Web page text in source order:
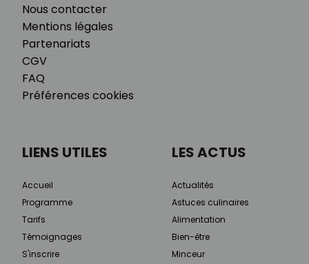
Nous contacter
Mentions légales
Partenariats
CGV
FAQ
Préférences cookies
LIENS UTILES
Accueil
Programme
Tarifs
Témoignages
S'inscrire
LES ACTUS
Actualités
Astuces culinaires
Alimentation
Bien-être
Minceur